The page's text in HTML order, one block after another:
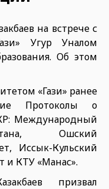
на встрече с
Угур Уналом
Об этом
«Гази» ранее
Протоколы о
Международный
Ошский
Иссык-Кульский
и КТУ «Манас».
призвал